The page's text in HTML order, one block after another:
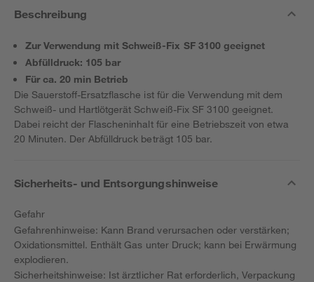
Beschreibung
Zur Verwendung mit Schweiß-Fix SF 3100 geeignet
Abfülldruck: 105 bar
Für ca. 20 min Betrieb
Die Sauerstoff-Ersatzflasche ist für die Verwendung mit dem
Schweiß- und Hartlötgerät Schweiß-Fix SF 3100 geeignet.
Dabei reicht der Flascheninhalt für eine Betriebszeit von etwa
20 Minuten. Der Abfülldruck beträgt 105 bar.
Sicherheits- und Entsorgungshinweise
Gefahr
Gefahrenhinweise: Kann Brand verursachen oder verstärken;
Oxidationsmittel. Enthält Gas unter Druck; kann bei Erwärmung
explodieren.
Sicherheitshinweise: Ist ärztlicher Rat erforderlich, Verpackung